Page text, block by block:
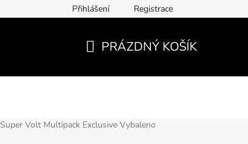
Přihlášení Registrace
PRÁZDNÝ KOŠÍK
Super Volt Multipack Exclusive Vybaleno